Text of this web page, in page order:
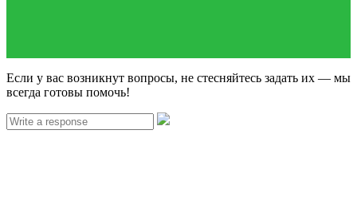
Если у вас возникнут вопросы, не стесняйтесь задать их — мы
всегда готовы помочь!